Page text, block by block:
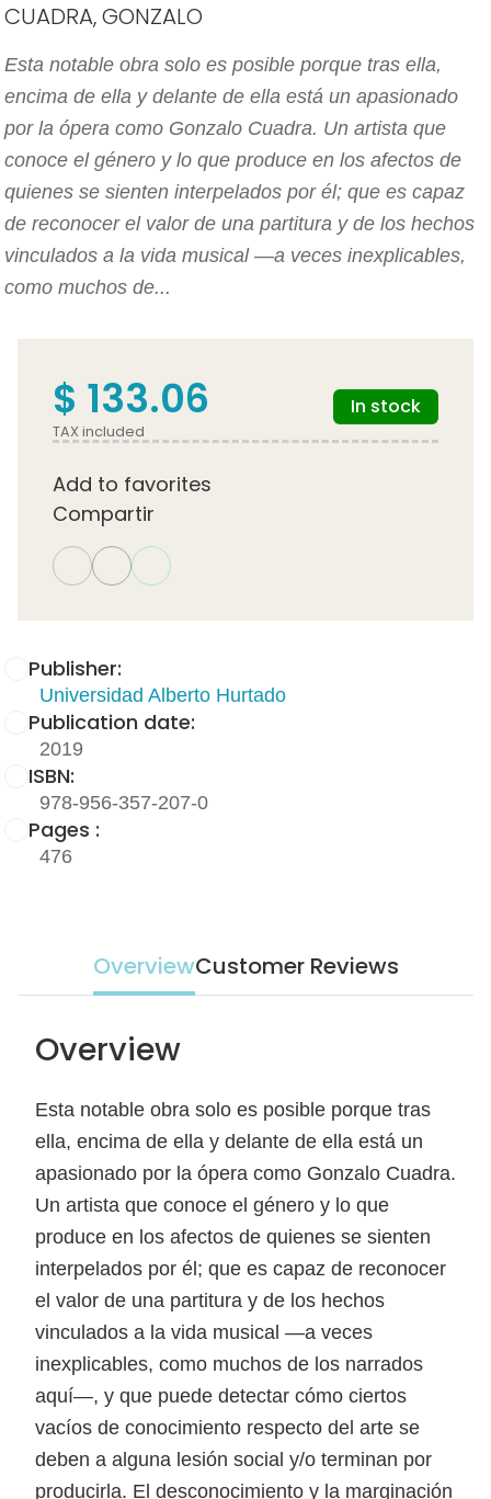
CUADRA, GONZALO
Esta notable obra solo es posible porque tras ella,
encima de ella y delante de ella está un apasionado
por la ópera como Gonzalo Cuadra. Un artista que
conoce el género y lo que produce en los afectos de
quienes se sienten interpelados por él; que es capaz
de reconocer el valor de una partitura y de los hechos
vinculados a la vida musical —a veces inexplicables,
como muchos de...
Publisher:
Universidad Alberto Hurtado
Publication date:
2019
ISBN:
978-956-357-207-0
Pages :
476
$ 133.06
TAX included
In stock
Add to favorites
Compartir
OverviewCustomer Reviews
Overview
Esta notable obra solo es posible porque tras
ella, encima de ella y delante de ella está un
apasionado por la ópera como Gonzalo Cuadra.
Un artista que conoce el género y lo que
produce en los afectos de quienes se sienten
interpelados por él; que es capaz de reconocer
el valor de una partitura y de los hechos
vinculados a la vida musical —a veces
inexplicables, como muchos de los narrados
aquí—, y que puede detectar cómo ciertos
vacíos de conocimiento respecto del arte se
deben a alguna lesión social y/o terminan por
producirla. El desconocimiento y la marginación